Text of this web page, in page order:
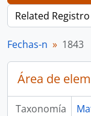
Related
Fechas-n 1843
Área de
Taxonomía